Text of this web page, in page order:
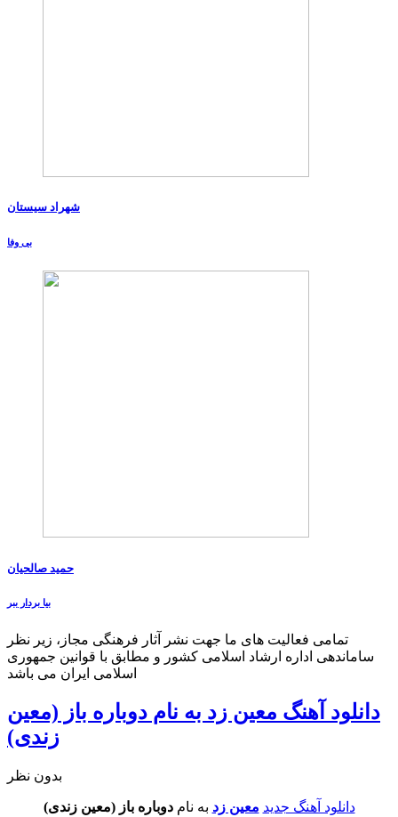
شهراد سیستان
بی وفا
حمید صالحیان
بیا بردار ببر
تمامی فعالیت های ما جهت نشر آثار فرهنگی مجاز، زیر نظر
ساماندهی اداره ارشاد اسلامی کشور و مطابق با قوانین جمهوری
اسلامی ایران می باشد
دانلود آهنگ معین زد به نام دوباره باز (معین
زندی)
بدون نظر
دانلود آهنگ جدید معین زد به نامدوباره باز (معین زندی)